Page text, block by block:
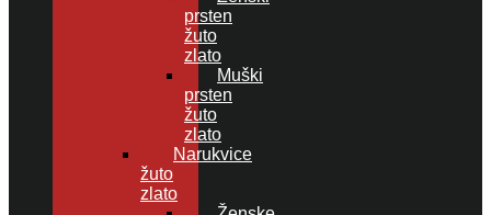
prsten
žuto
zlato
Muški
prsten
žuto
zlato
Narukvice
žuto
zlato